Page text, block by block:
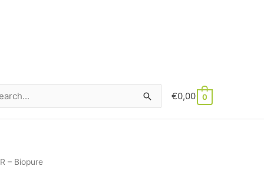
€0,00 0
– Biopure